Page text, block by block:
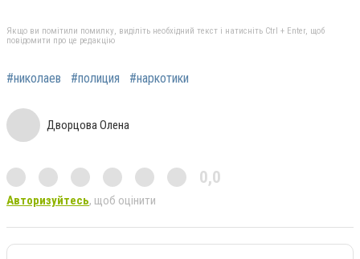
Якщо ви помітили помилку, виділіть необхідний текст і натисніть Ctrl + Enter, щоб
повідомити про це редакцію
#николаев #полиция #наркотики
Дворцова Олена
0,0
Авторизуйтесь, щоб оцінити